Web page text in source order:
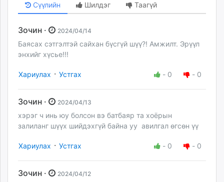
Сүүлийн Шилдэг Таагүй
Зочин · 2024/04/14
Баясах сэтгэлтэй сайхан бүсгүй шүү?! Амжилт. Эрүүл
энхийг хүсье!!!
Хариулах · Устгах - 0 - 0
Зочин · 2024/04/13
хэрэг ч инь юу болсон вэ батбаяр та хоёрын
залиланг шүүх шийдэхгүй байна уу авилгал өгсөн үү
Хариулах · Устгах - 0 - 0
Зочин · 2024/04/12